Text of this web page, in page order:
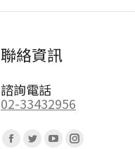
聯絡資訊
諮詢電話
02-33432956